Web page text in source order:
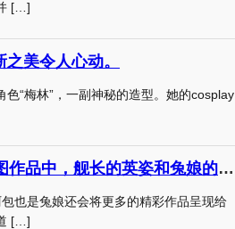
[…]
美令人心动。
“梅林”，一副神秘的造型。她的cosplay
这个阿包也是兔娘舰长护士48图作品中，舰长的英姿和兔娘的可爱完美融合。
也是兔娘还会将更多的精彩作品呈现给
[…]